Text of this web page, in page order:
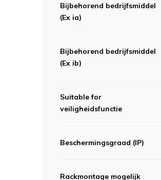
Bijbehorend bedrijfsmiddel
(Ex ia)
Bijbehorend bedrijfsmiddel
(Ex ib)
Suitable for
veiligheidsfunctie
Beschermingsgraad (IP)
Rackmontage mogelijk